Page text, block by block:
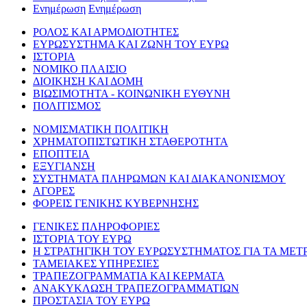
Ενημέρωση Ενημέρωση
ΡΟΛΟΣ ΚΑΙ ΑΡΜΟΔΙΟΤΗΤΕΣ
ΕΥΡΩΣΥΣΤΗΜΑ ΚΑΙ ΖΩΝΗ ΤΟΥ ΕΥΡΩ
ΙΣΤΟΡΙΑ
ΝΟΜΙΚΟ ΠΛΑΙΣΙΟ
ΔΙΟΙΚΗΣΗ ΚΑΙ ΔΟΜΗ
ΒΙΩΣΙΜΟΤΗΤΑ - ΚΟΙΝΩΝΙΚΗ ΕΥΘΥΝΗ
ΠΟΛΙΤΙΣΜΟΣ
ΝΟΜΙΣΜΑΤΙΚΗ ΠΟΛΙΤΙΚΗ
ΧΡΗΜΑΤΟΠΙΣΤΩΤΙΚΗ ΣΤΑΘΕΡΟΤΗΤΑ
ΕΠΟΠΤΕΙΑ
ΕΞΥΓΙΑΝΣΗ
ΣΥΣΤΗΜΑΤΑ ΠΛΗΡΩΜΩΝ ΚΑΙ ΔΙΑΚΑΝΟΝΙΣΜΟΥ
ΑΓΟΡΕΣ
ΦΟΡΕΙΣ ΓΕΝΙΚΗΣ ΚΥΒΕΡΝΗΣΗΣ
ΓΕΝΙΚΕΣ ΠΛΗΡΟΦΟΡΙΕΣ
ΙΣΤΟΡΙΑ ΤΟΥ ΕΥΡΩ
Η ΣΤΡΑΤΗΓΙΚΗ ΤΟΥ ΕΥΡΩΣΥΣΤΗΜΑΤΟΣ ΓΙΑ ΤΑ
ΤΑΜΕΙΑΚΕΣ ΥΠΗΡΕΣΙΕΣ
ΤΡΑΠΕΖΟΓΡΑΜΜΑΤΙΑ ΚΑΙ ΚΕΡΜΑΤΑ
ΑΝΑΚΥΚΛΩΣΗ ΤΡΑΠΕΖΟΓΡΑΜΜΑΤΙΩΝ
ΠΡΟΣΤΑΣΙΑ ΤΟΥ ΕΥΡΩ